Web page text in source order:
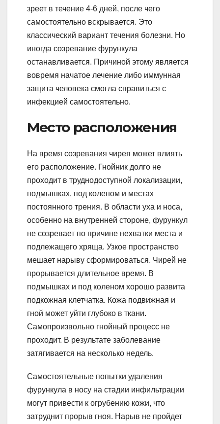
зреет в течение 4-6 дней, после чего
самостоятельно вскрывается. Это
классический вариант течения болезни. Но
иногда созревание фурункула
останавливается. Причиной этому является
вовремя начатое лечение либо иммунная
защита человека смогла справиться с
инфекцией самостоятельно.
Место расположения
На время созревания чирея может влиять
его расположение. Гнойник долго не
проходит в труднодоступной локализации,
подмышках, под коленом и местах
постоянного трения. В области уха и носа,
особенно на внутренней стороне, фурункул
не созревает по причине нехватки места и
подлежащего хряща. Узкое пространство
мешает нарыву сформироваться. Чирей не
прорывается длительное время. В
подмышках и под коленом хорошо развита
подкожная клетчатка. Кожа подвижная и
гной может уйти глубоко в ткани.
Самопроизвольно гнойный процесс не
проходит. В результате заболевание
затягивается на несколько недель.
Самостоятельные попытки удаления
фурункула в носу на стадии инфильтрации
могут привести к огрубению кожи, что
затруднит прорыв гноя. Нарыв не пройдет